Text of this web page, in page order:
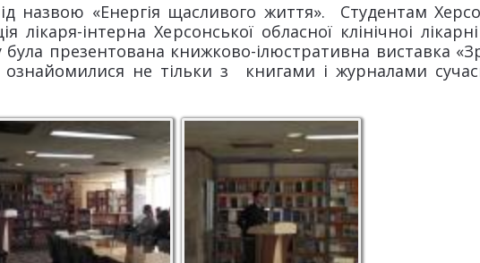
назвою «Енергія щасливого життя». Студентам
лікаря-інтерна Херсонської обласної клінічноі
презентована книжково-ілюстративна виставка
не тільки з книгами і журналами